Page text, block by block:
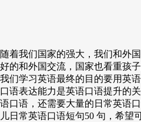
随着我们国家的强大，我们和外
好的和外国交流，国家也看重孩
我们学习英语最终的目的要用英
口语表达能力是英语口语提升的
语口语，还需要大量的日常英语
儿日常英语口语短句50 句，希望